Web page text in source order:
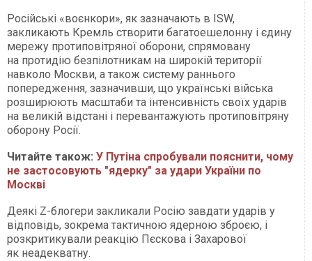
Російські «воєнкори», як зазначають в ISW,
закликають Кремль створити багатоешелонну і єдину
мережу протиповітряної оборони, спрямовану
на протидію безпілотникам на широкій території
навколо Москви, а також систему раннього
попередження, зазначивши, що українські війська
розширюють масштаби та інтенсивність своїх ударів
на великій відстані і перевантажують протиповітряну
оборону Росії.
Читайте також: У Путіна спробували пояснити, чому
не застосовують "ядерку" за удари України по
Москві
Деякі Z-блогери закликали Росію завдати ударів у
відповідь, зокрема тактичною ядерною зброєю, і
розкритикували реакцію Пєскова і Захарової
як неадекватну.